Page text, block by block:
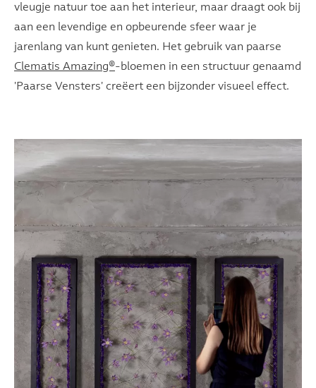
vleugje natuur toe aan het interieur, maar draagt ook bij
aan een levendige en opbeurende sfeer waar je
jarenlang van kunt genieten. Het gebruik van paarse
Clematis Amazing®-bloemen in een structuur genaamd
'Paarse Vensters' creëert een bijzonder visueel effect.